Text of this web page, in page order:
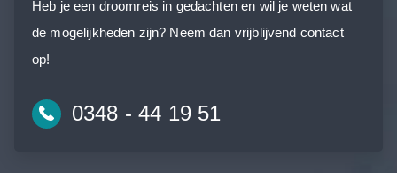
Heb je een droomreis in gedachten en wil je weten wat
de mogelijkheden zijn? Neem dan vrijblijvend contact
op!
0348 - 44 19 51